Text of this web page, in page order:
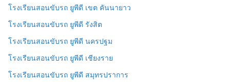
โรงเรียนสอนขับรถ ยูพีดี เขต คันนายาว
โรงเรียนสอนขับรถ ยูพีดี รังสิต
โรงเรียนสอนขับรถ ยูพีดี นครปฐม
โรงเรียนสอนขับรถ ยูพีดี เชียงราย
โรงเรียนสอนขับรถ ยูพีดี สมุทรปราการ